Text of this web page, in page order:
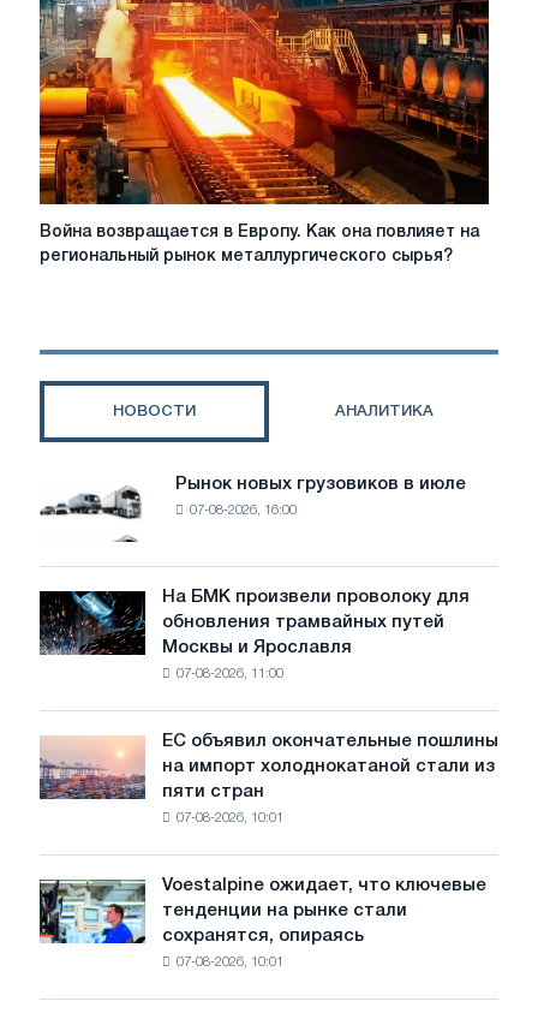
2026
году:
регулирование,
затраты
и
региональные
различия
Война
возвращается
она
рынок
металлургического
сырья?
Война возвращается в Европу. Как она повлияет на
региональный рынок металлургического сырья?
НОВОСТИ АНАЛИТИКА
Рынок
новых
грузовиков
в
июле
Рынок новых грузовиков в июле
07-08-2026, 16:00
На
БМК
произвели
трамвайных
путей
Москвы
Ярославля
На БМК произвели проволоку для
обновления трамвайных путей
Москвы и Ярославля
07-08-2026, 11:00
объявил
окончательные
холоднокатаной
стали
из
стран
ЕС объявил окончательные пошлины
на импорт холоднокатаной стали из
пяти стран
07-08-2026, 10:01
Voestalpine
ожидает,
что
Voestalpine ожидает, что ключевые
тенденции на рынке стали
сохранятся, опираясь
07-08-2026, 10:01